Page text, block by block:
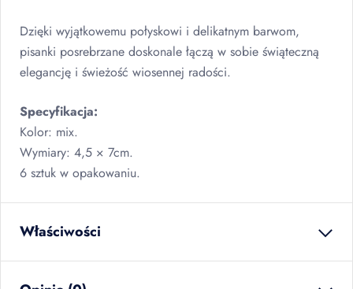
Dzięki wyjątkowemu połyskowi i delikatnym barwom,
pisanki posrebrzane doskonale łączą w sobie świąteczną
elegancję i świeżość wiosennej radości.
Specyfikacja:
Kolor: mix.
Wymiary: 4,5 × 7cm.
6 sztuk w opakowaniu.
Właściwości